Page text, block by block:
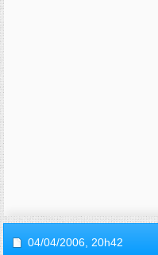
04/04/2006, 20h42